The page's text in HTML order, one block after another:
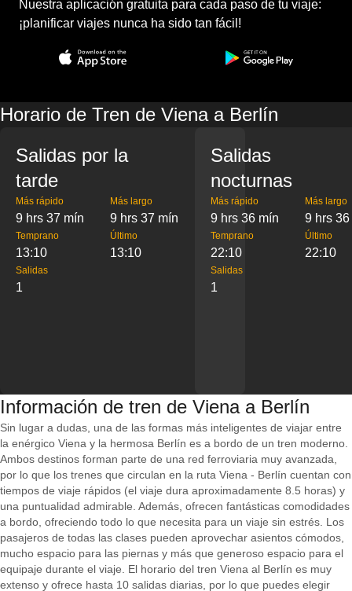
Nuestra aplicación gratuita para cada paso de tu viaje:
¡planificar viajes nunca ha sido tan fácil!
Horario de Tren de Viena a Berlín
Salidas por la
tarde
Más rápido
9 hrs 37 mín
Más largo
9 hrs 37 mín
Temprano
13:10
Último
13:10
Salidas
1
Salidas
nocturnas
Más rápido
9 hrs 36 mín
Más largo
9 hrs
Temprano
22:10
Último
22:10
Salidas
1
Información de tren de Viena a Berlín
Sin lugar a dudas, una de las formas más inteligentes de viajar entre
la enérgico Viena y la hermosa Berlín es a bordo de un tren moderno.
Ambos destinos forman parte de una red ferroviaria muy avanzada,
por lo que los trenes que circulan en la ruta Viena - Berlín cuentan con
tiempos de viaje rápidos (el viaje dura aproximadamente 8.5 horas) y
una puntualidad admirable. Además, ofrecen fantásticas comodidades
a bordo, ofreciendo todo lo que necesita para un viaje sin estrés. Los
pasajeros de todas las clases pueden aprovechar asientos cómodos,
mucho espacio para las piernas y más que generoso espacio para el
equipaje durante el viaje. El horario del tren Viena al Berlín es muy
extenso y ofrece hasta 10 salidas diarias, por lo que puedes elegir